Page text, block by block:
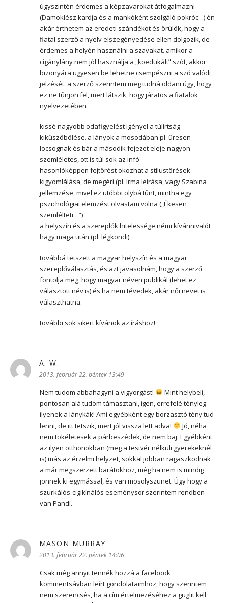
úgyszintén érdemes a képzavarokat átfogalmazni
(Damoklész kardja és a mankóként szolgáló pokróc…) én
akár érthetem az eredeti szándékot és örülök, hogy a
fiatal szerző a nyelv elszegényedése ellen dolgozik, de
érdemes a helyén használni a szavakat. amikor a
cigánylány nem jól használja a „koedukált” szót, akkor
bizonyára ügyesen be lehetne csempészni a szó valódi
jelzését. a szerző szerintem meg tudná oldani úgy, hogy
ez ne tűnjön fel, mert látszik, hogy járatos a fiatalok
nyelvezetében.
kissé nagyobb odafigyelést igényel a túlírtság
kiküszöbölése. a lányok a mosodában pl. üresen
locsognak és bár a második fejezet eleje nagyon
szemléletes, ott is túl sok az infó.
hasonlóképpen fejtörést okozhat a stílustörések
kigyomlálása, de megéri (pl. Irma leírása, vagy Szabina
jellemzése, mivel ez utóbbi olybá tűnt, mintha egy
pszichológiai elemzést olvastam volna („Ékesen
szemlélteti…”)
a helyszín és a szereplők hitelessége némi kívánnivalót
hagy maga után (pl. légkondi)
továbbá tetszett a magyar helyszín és a magyar
szereplőválasztás, és azt javasolnám, hogy a szerző
fontolja meg, hogy magyar néven publikál (lehet ez
választott név is) és ha nem tévedek, akár női nevet is
választhatna.
további sok sikert kívánok az íráshoz!
A. W.
2013. február 22. péntek 13:49
Nem tudom abbahagyni a vigyorgást!
Mint helybeli,
pontosan alá tudom támasztani, igen, errefelé tényleg
ilyenek a lánykák! Ami egyébként egy borzasztó tény tud
lenni, de itt tetszik, mert jól vissza lett adva!
Jó, néha
nem tökéletesek a párbeszédek, de nem baj. Egyébként
az ilyen otthonokban (meg a testvér nélküli gyerekeknél
is) más az érzelmi helyzet, sokkal jobban ragaszkodnak
a már megszerzett barátokhoz, még ha nem is mindig
jönnek ki egymással, és van mosolyszünet. Úgy hogy a
szurkálós-cigikínálós eseménysor szerintem rendben
van Pandi.
MASON MURRAY
2013. február 22. péntek 14:06
Csak még annyit tennék hozzá a facebook
kommentsávban leírt gondolataimhoz, hogy szerintem
nem szerencsés, ha a cím értelmezéséhez a guglit kell